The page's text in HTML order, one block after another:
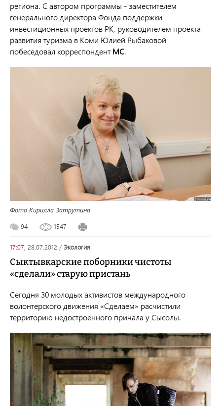
региона. С автором программы - заместителем
генерального директора Фонда поддержки
инвестиционных проектов РК, руководителем проекта
развития туризма в Коми Юлией Рыбаковой
побеседовал корреспондент МС.
Фото Кирилла Затрутина
94
1547
17:07, 28.07.2012 / экология
Сыктывкарские поборники чистоты
«сделали» старую пристань
Сегодня 30 молодых активистов международного
волонтерского движения «Сделаем» расчистили
территорию недостроенного причала у Сысолы.